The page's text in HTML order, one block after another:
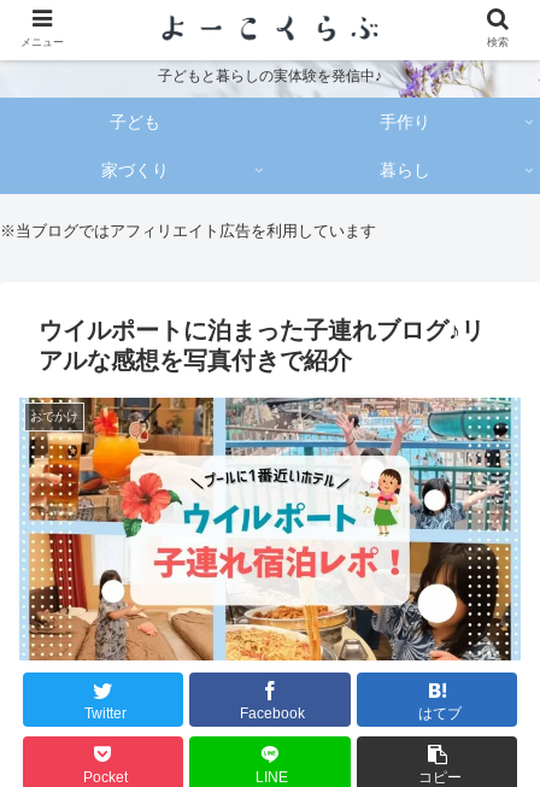
子どもと暮らしの実体験を発信中♪
子ども 手作り
家づくり 暮らし
※当ブログではアフィリエイト広告を利用しています
ウイルポートに泊まった子連れブログ♪リ
アルな感想を写真付きで紹介
おでかけ
Twitter Facebook はてブ
Pocket LINE コピー
メニュー 検索